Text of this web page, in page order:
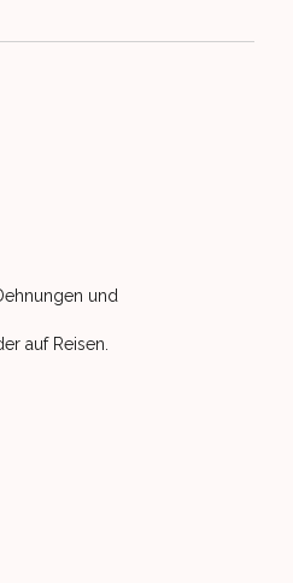
und
auf Reisen.